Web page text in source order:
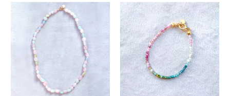
cen:
od
129,00 zł
do
179,00 zł
Zakres
cen:
od
49,00 zł
do
69,00 zł